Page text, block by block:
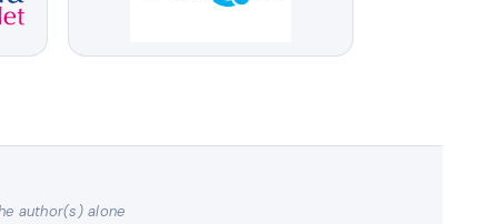
author(s) alone